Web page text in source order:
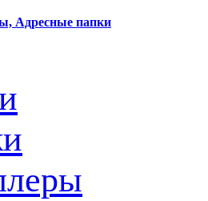
Адресные папки